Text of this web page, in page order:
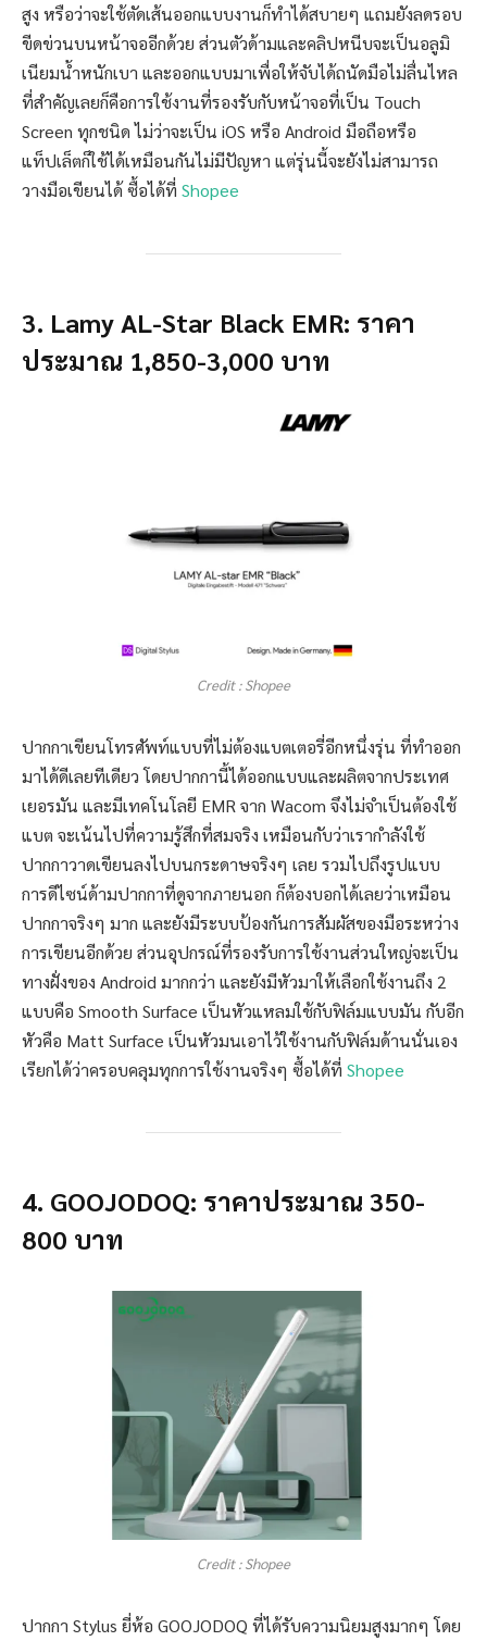
สูง หรือว่าจะใช้ตัดเส้นออกแบบงานก็ทำได้สบายๆ แถมยังลดรอบ
ขีดข่วนบนหน้าจออีกด้วย ส่วนตัวด้ามและคลิปหนีบจะเป็นอลูมิ
เนียมน้ำหนักเบา และออกแบบมาเพื่อให้จับได้ถนัดมือไม่ลื่นไหล
ที่สำคัญเลยก็คือการใช้งานที่รองรับกับหน้าจอที่เป็น Touch
Screen ทุกชนิด ไม่ว่าจะเป็น iOS หรือ Android มือถือหรือ
แท็ปเล็ตก็ใช้ได้เหมือนกันไม่มีปัญหา แต่รุ่นนี้จะยังไม่สามารถ
วางมือเขียนได้ ซื้อได้ที่ Shopee
3. Lamy AL-Star Black EMR: ราคา
ประมาณ 1,850-3,000 บาท
Credit : Shopee
ปากกาเขียนโทรศัพท์แบบที่ไม่ต้องแบตเตอรี่อีกหนึ่งรุ่น ที่ทำออก
มาได้ดีเลยทีเดียว โดยปากกานี้ได้ออกแบบและผลิตจากประเทศ
เยอรมัน และมีเทคโนโลยี EMR จาก Wacom จึงไม่จำเป็นต้องใช้
แบต จะเน้นไปที่ความรู้สึกที่สมจริง เหมือนกับว่าเรากำลังใช้
ปากกาวาดเขียนลงไปบนกระดาษจริงๆ เลย รวมไปถึงรูปแบบ
การดีไซน์ด้ามปากกาที่ดูจากภายนอก ก็ต้องบอกได้เลยว่าเหมือน
ปากกาจริงๆ มาก และยังมีระบบป้องกันการสัมผัสของมือระหว่าง
การเขียนอีกด้วย ส่วนอุปกรณ์ที่รองรับการใช้งานส่วนใหญ่จะเป็น
ทางฝั่งของ Android มากกว่า และยังมีหัวมาให้เลือกใช้งานถึง 2
แบบคือ Smooth Surface เป็นหัวแหลมใช้กับฟิล์มแบบมัน กับอีก
หัวคือ Matt Surface เป็นหัวมนเอาไว้ใช้งานกับฟิล์มด้านนั่นเอง
เรียกได้ว่าครอบคลุมทุกการใช้งานจริงๆ ซื้อได้ที่ Shopee
4. GOOJODOQ: ราคาประมาณ 350-
800 บาท
Credit : Shopee
ปากกา Stylus ยี่ห้อ GOOJODOQ ที่ได้รับความนิยมสูงมากๆ โดย